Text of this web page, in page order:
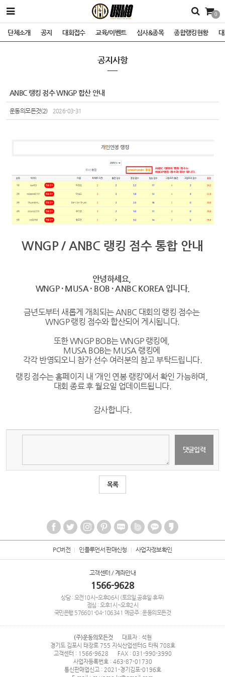
0
단체소개 공지 대회접수 교육/이벤트 심사&종목 종합랭킹현황
공지사항
ANBC 랭킹 점수 WNGP 합산 안내
운동의모든것(2) 2026-03-31
WNGP / ANBC 랭킹 점수 통합 안내
안녕하세요,
WNGP · MUSA · BOB · ANBC KOREA 입니다.
금년도부터 새롭게 개최되는 ANBC 대회의 랭킹 점수는
WNGP 랭킹 점수와 합산되어 게시됩니다.
또한WNGP BOB는 WNGP 랭킹에,
MUSA BOB는 MUSA 랭킹에
각각 반영되오니 참가 선수 여러분의 참고 부탁드립니다.​
랭킹 점수는 홈페이지 내 ‘개인 연봉 랭킹’에서 확인 가능하며,
대회 종료 후 월요일 업데이트됩니다.
감사합니다.
목록
PC버전 인플루언서 판매신청 사업자정보확인
고객센터 / 계좌안내
1566-9628
상담 : 오전10시~오후06시 (토요일,공휴일 휴무)
점심 : 오후1시~오후2시
국민은행 576601-04-106341 예금주 : 운동의모든것
(주)운동의모든것
대표자 : 석현
경기도 김포시 태장로 755 지식산업센터G 타워 708호
고객센터 : 1566-9628
FAX : 031-990-3990
사업자등록번호 : 463-87-01730
통신판매업신고 : 2021-경기김포-0196호